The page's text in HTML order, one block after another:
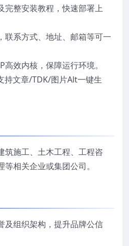
完整安装教程，快速部署上
联系方式、地址、邮箱等可一
效内核，保障运行环境。
持文章/TDK/图片Alt一键生
筑施工、土木工程、工程咨
相关企业或集团公司。
及组织架构，提升品牌公信